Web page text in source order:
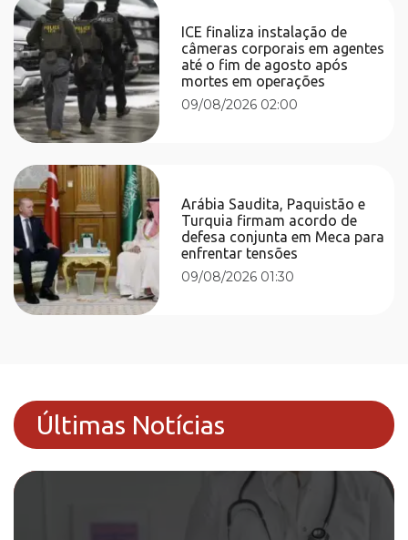
ICE finaliza instalação de
câmeras corporais em agentes
até o fim de agosto após
mortes em operações
09/08/2026 02:00
Arábia Saudita, Paquistão e
Turquia firmam acordo de
defesa conjunta em Meca para
enfrentar tensões
09/08/2026 01:30
Últimas Notícias